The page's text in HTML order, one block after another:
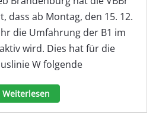
dass ab Montag, den 15. 12.
die Umfahrung der B1 im
wird. Dies hat für die
W folgende
Weiterlesen